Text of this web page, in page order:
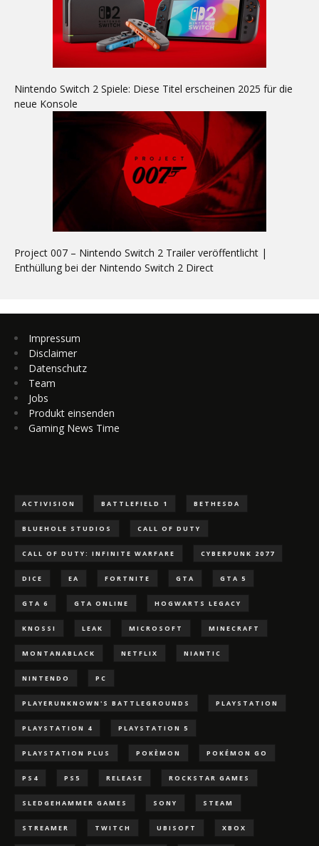
Nintendo Switch 2 Spiele: Diese Titel erscheinen 2025 für die
neue Konsole
Project 007 – Nintendo Switch 2 Trailer veröffentlicht |
Enthüllung bei der Nintendo Switch 2 Direct
Impressum
Disclaimer
Datenschutz
Team
Jobs
Produkt einsenden
Gaming News Time
ACTIVISION BATTLEFIELD 1 BETHESDA
BLUEHOLE STUDIOS CALL OF DUTY
CALL OF DUTY: INFINITE WARFARE CYBERPUNK 2077
DICE EA FORTNITE GTA GTA 5
GTA 6 GTA ONLINE HOGWARTS LEGACY
KNOSSI LEAK MICROSOFT MINECRAFT
MONTANABLACK NETFLIX NIANTIC
NINTENDO PC
PLAYERUNKNOWN'S BATTLEGROUNDS PLAYSTATION
PLAYSTATION 4 PLAYSTATION 5
PLAYSTATION PLUS POKÈMON POKÉMON GO
PS4 PS5 RELEASE ROCKSTAR GAMES
SLEDGEHAMMER GAMES SONY STEAM
STREAMER TWITCH UBISOFT XBOX